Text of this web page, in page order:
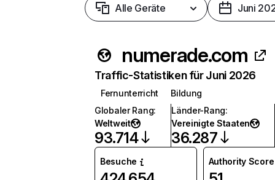
Alle Geräte Juni
numerade.com
Traffic-Statistiken für Juni 2026
Fernunterricht
Bildung
Globaler Rang:
Weltweit
93.714
Länder-Rang:
Vereinigte Staaten
36.287
Besuche Authority Score